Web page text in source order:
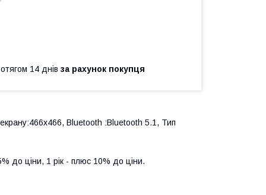
14 днів за рахунок покупця
Bluetooth :Bluetooth 5.1, Тип
до ціни, 1 рік - плюс 10% до ціни.